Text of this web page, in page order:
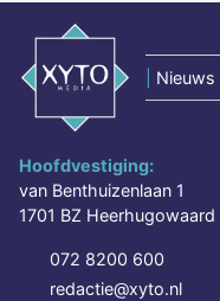
Hoofdvestiging:
van Benthuizenlaan 1
1701 BZ Heerhugowaard
072 8200 600
redactie@xyto.nl